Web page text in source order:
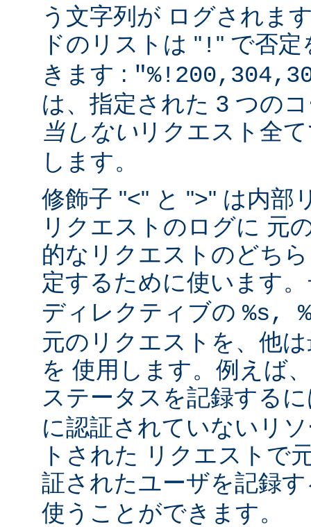
う文字列が ログされま
ドのリストは " ! " で否定
きます :
は、指定された 3 つの
当しない リクエスト全
します。
修飾子 "<" と ">" は内部
リクエストのログに 元
的なリクエストのどち
定するために使います
ディレクティブの %s,
元のリクエストを、他
を 使用します。例えば
ステータスを記録する
に認証されていないリ
トされた リクエストで
証されたユーザを記録
使うことができます。